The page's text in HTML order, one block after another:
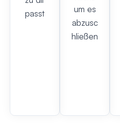
passt
um es
abzusc
hließen